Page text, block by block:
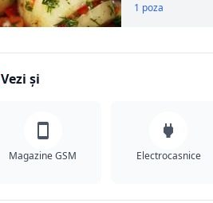
1 poza
Vezi și
Magazine GSM Electrocasnice